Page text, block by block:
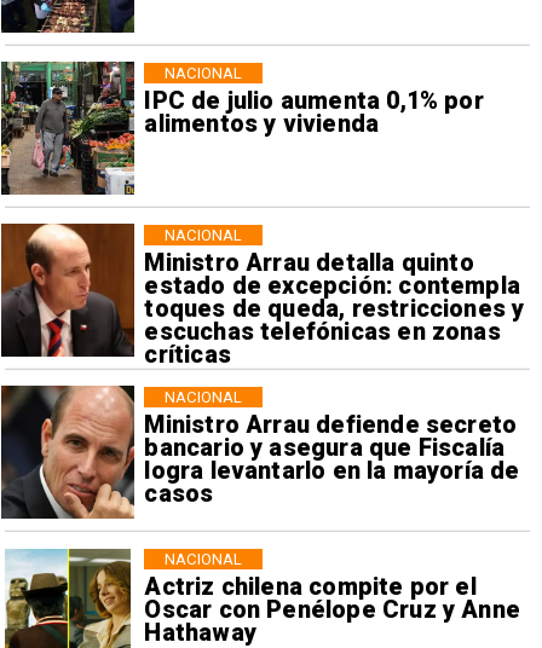
IPC de julio aumenta 0,1% por
alimentos y vivienda
NACIONAL
Ministro Arrau detalla quinto
estado de excepción: contempla
toques de queda, restricciones y
escuchas telefónicas en zonas
críticas
NACIONAL
Ministro Arrau defiende secreto
bancario y asegura que Fiscalía
logra levantarlo en la mayoría de
casos
NACIONAL
Actriz chilena compite por el
Oscar con Penélope Cruz y Anne
Hathaway
NACIONAL